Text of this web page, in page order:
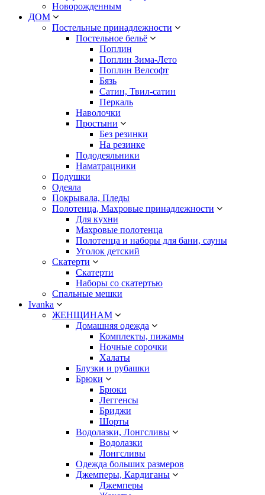
Новорожденным
ДОМ
Постельные принадлежности
Постельное бельё
Поплин
Поплин Зима-Лето
Поплин Велсофт
Бязь
Сатин, Твил-сатин
Перкаль
Наволочки
Простыни
Без резинки
На резинке
Пододеяльники
Наматрацники
Подушки
Одеяла
Покрывала, Пледы
Полотенца, Махровые принадлежности
Для кухни
Махровые полотенца
Полотенца и наборы для бани, сауны
Уголок детский
Скатерти
Скатерти
Наборы со скатертью
Спальные мешки
Ivanka
ЖЕНЩИНАМ
Домашняя одежда
Комплекты, пижамы
Ночные сорочки
Халаты
Блузки и рубашки
Брюки
Брюки
Леггенсы
Бриджи
Шорты
Водолазки, Лонгсливы
Водолазки
Лонгсливы
Одежда больших размеров
Джемперы, Кардиганы
Джемперы